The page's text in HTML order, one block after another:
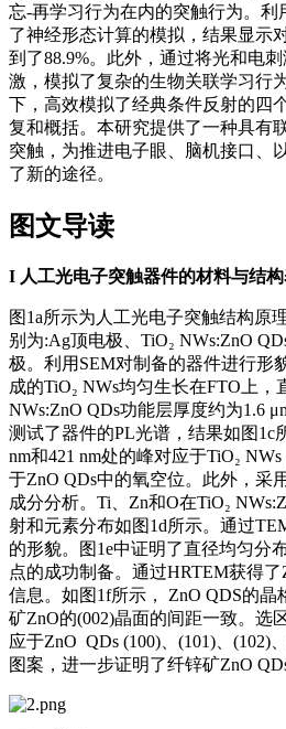
忘-再学习行为在内的突触行为。利
了神经形态计算的模拟，结果显示
到了88.9%。此外，通过将光和电
激，模拟了复杂的生物关联学习行
下，高效模拟了经典条件反射的四
复和概括。本研究提供了一种具有
突触，为推进电子眼、脑机接口、
了新的途径。
图文导读
I 人工光电子突触器件的材料与结
图1a所示为人工光电子突触结构原
别为:Ag顶电极、TiO₂ NWs:ZnO
极。利用SEM对制备的器件进行形
成的TiO₂ NWs均匀生长在FTO上，
NWs:ZnO QDs功能层厚度约为1.6
测试了器件的PL光谱，结果如图1c
nm和421 nm处的峰对应于TiO₂
于ZnO QDs中的氧空位。此外，采
成分分析。Ti、Zn和O在TiO₂
射和元素分布如图1d所示。通过
的形貌。图1e中证明了直径均匀分
点的成功制备。通过HRTEM获得
信息。如图1f所示， ZnO QDS的晶
矿ZnO的(002)晶面的间距一致。选
应于ZnO QDs (100)、(101)、(102)
图案，进一步证明了纤锌矿ZnO